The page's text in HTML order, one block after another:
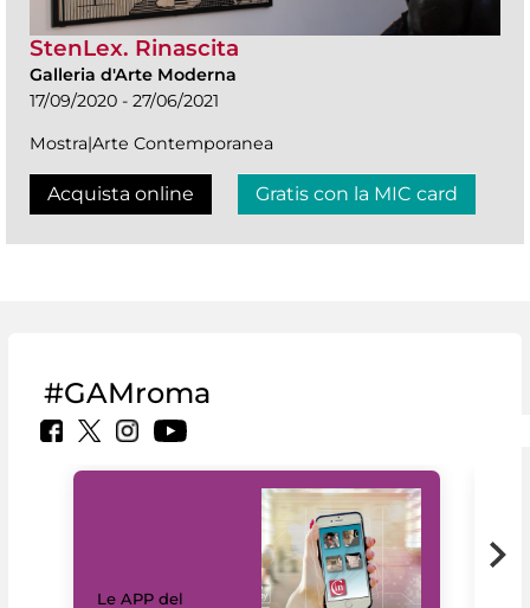
StenLex. Rinascita
Galleria d'Arte Moderna
17/09/2020 - 27/06/2021
Mostra|Arte Contemporanea
Acquista online Gratis con la MIC card
#GAMroma
Le APP del